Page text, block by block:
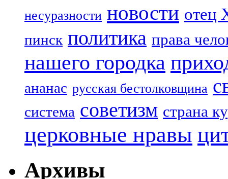
несуразности новости отец
пинск политика права
нашего городка
ананас русская бестолковщина
система советизм страна
церковные нравы
Архивы